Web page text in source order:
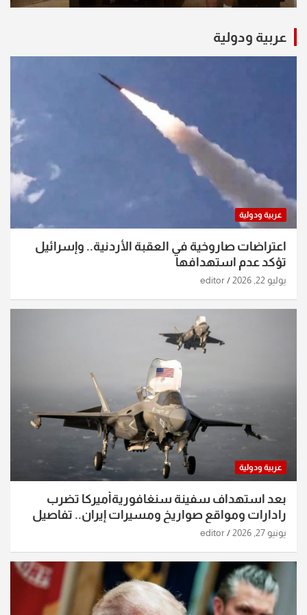
عربية ودولية
عربية ودولية
اعتراضات صاروخية في العقبة الأردنية.. وإسرائيل
تؤكد عدم استهدافها
يوليو 22, 2026 editor
عربية ودولية
بعد استهداف سفينة سنغافوريةأميركا تضرب
رادارات ومواقع صواريخ ومسيرات إيران.. تفاصيل
الساعات الماضية
يونيو 27, 2026 editor